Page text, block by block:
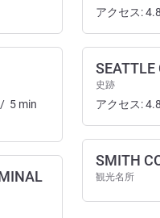
インメント
/ 5 min
アクセス:
SEATTLE
史跡
アクセス:
SMITH
観光名所